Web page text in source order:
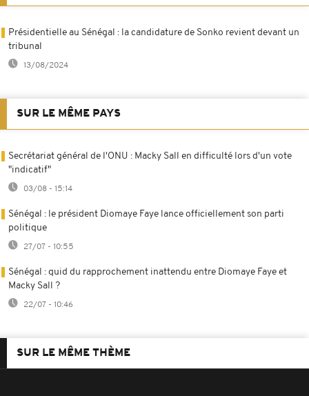
Présidentielle au Sénégal : la candidature de Sonko revient devant un
tribunal
13/08/2024
SUR LE MÊME PAYS
Secrétariat général de l'ONU : Macky Sall en difficulté lors d'un vote
"indicatif"
03/08 - 15:14
Sénégal : le président Diomaye Faye lance officiellement son parti
politique
27/07 - 10:55
Sénégal : quid du rapprochement inattendu entre Diomaye Faye et
Macky Sall ?
22/07 - 10:46
SUR LE MÊME THÈME